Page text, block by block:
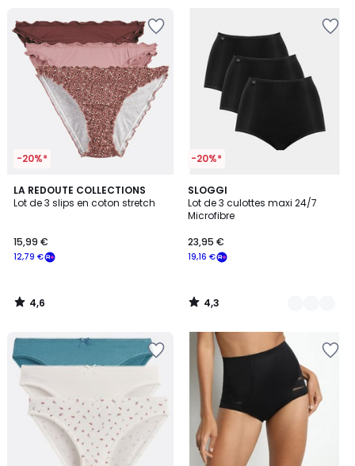
-20%*
LA REDOUTE COLLECTIONS
Lot de 3 slips en coton stretch
12,79 €
15,99 €
4,6
/ 5
4,6
/
-20%*
SLOGGI
Lot de 3 culottes maxi 24/7
Microfibre
19,16 €
23,95 €
4,3
/ 5
2
Couleurs
4,3
/